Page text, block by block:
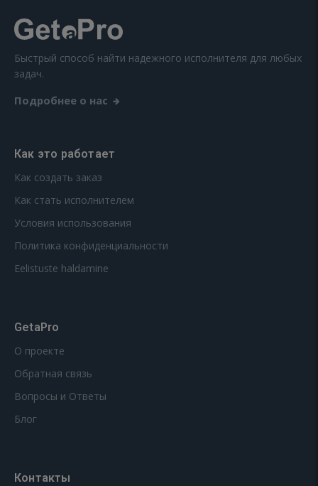
Быстрый способ найти надежного исполнителя для любых
задач.
Подробнее о нас
Как это работает
Как создать заказ
Как стать исполнителем
Условия использования
Политика конфиденциальности
Eelistuste haldamine
GetaPro
О проекте
Обратная связь
Вопросы и Ответы
Блог
Контакты